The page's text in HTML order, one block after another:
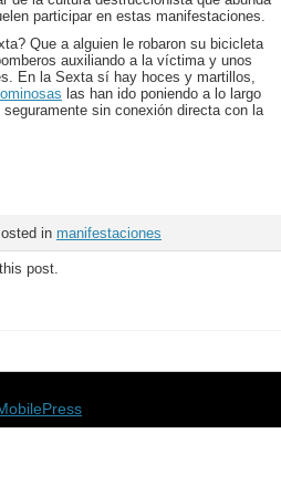
participar en estas manifestaciones.
Que a alguien le robaron su bicicleta
auxiliando a la víctima y unos
En la Sexta sí hay hoces y martillos,
las han ido poniendo a lo largo
sin conexión directa con la
in manifestaciones
post.